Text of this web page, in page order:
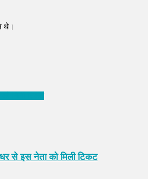
थे।
से इस नेता को मिली टिकट